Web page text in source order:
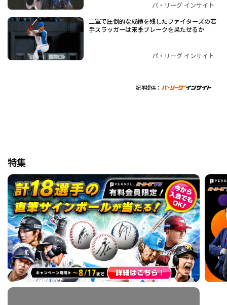
パ・リーグ インサイト
二軍で圧倒的な成績を残したファイターズの若
手スラッガーは来季ブレークを果たせるか
パ・リーグ インサイト
記事提供：
特集